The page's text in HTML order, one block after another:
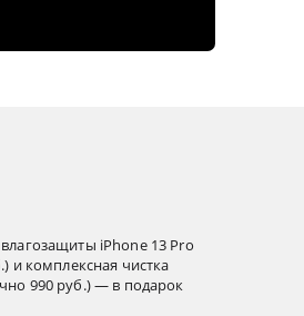
iPhone 13 Pro
и комплексная чистка
990 руб.) — в подарок